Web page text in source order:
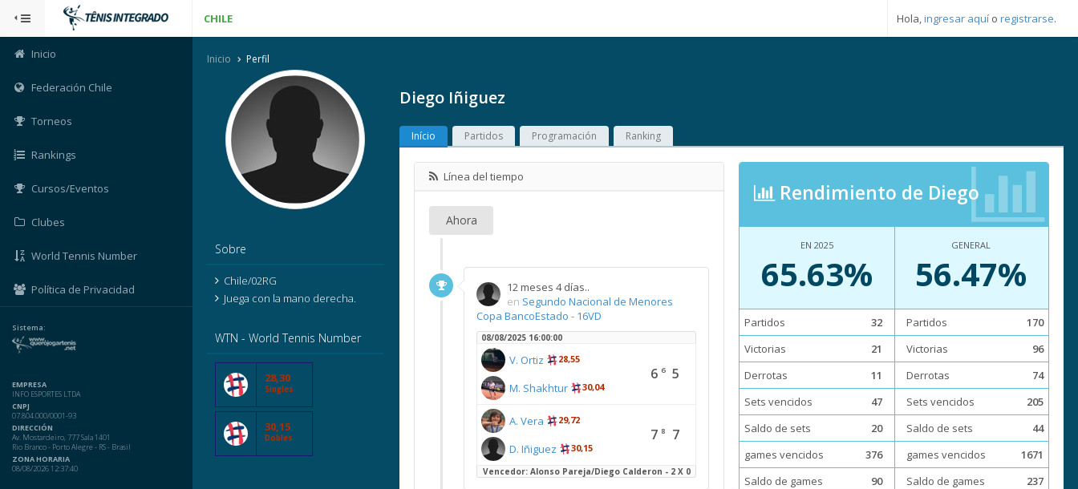
CHILE Hola,ingresar aquí o registrarse.
Inicio
Federación Chile
Torneos
Rankings
Cursos/Eventos
Clubes
World Tennis Number
Política de Privacidad
Sistema:
EMPRESA
INFO ESPORTES LTDA
CNPJ
07.804.000/0001-93
DIRECCIÓN
Av. Mostardeiro, 777 Sala 1401
Rio Branco - Porto Alegre - RS - Brasil
ZONA HORARIA
08/08/2026 12:37:40
Inicio Perfil
Diego Iñiguez
Sobre
Chile/02RG
Juega con la mano derecha.
WTN - World Tennis Number
28,30
Singles
30,15
Dobles
Início Partidos Programación Ranking
Línea del tiempo
Ahora
12 meses 4 días..
en Segundo Nacional de Menores
Copa BancoEstado - 16VD
08/08/2025 16:00:00
V. Ortiz 28,55
M. Shakhtur 30,04
6 6 5
A. Vera 29,72
D. Iñiguez 30,15
7 8 7
Vencedor: Alonso Pareja/Diego Calderon - 2 X 0
Rendimiento de Diego
EN 2025
65.63%
Partidos
32
Victorias
21
Derrotas
11
Sets vencidos
47
Saldo de sets
20
games vencidos
376
Saldo de games
90
GENERAL
56.47%
Partidos
170
Victorias
96
Derrotas
74
Sets vencidos
205
Saldo de sets
44
games vencidos
1671
Saldo de games
237